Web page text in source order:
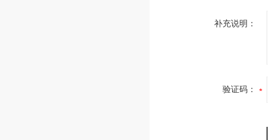
补充说明：
验证码：